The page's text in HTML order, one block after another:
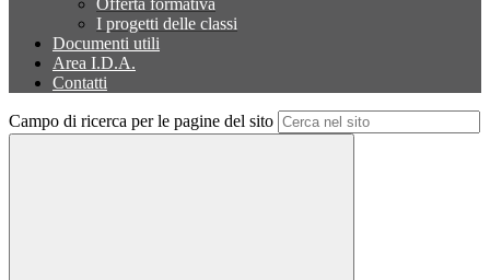
Offerta formativa
I progetti delle classi
Documenti utili
Area I.D.A.
Contatti
Campo di ricerca per le pagine del sito